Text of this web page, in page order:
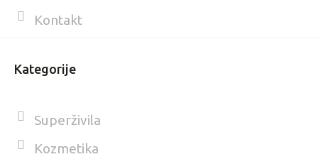
Kontakt
Kategorije
Superživila
Kozmetika